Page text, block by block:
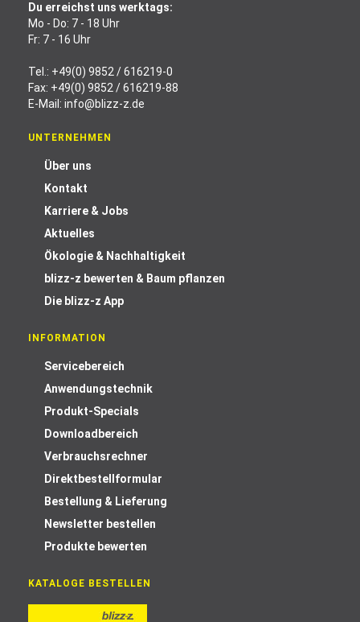
Du erreichst uns werktags:
Mo - Do: 7 - 18 Uhr
Fr: 7 - 16 Uhr
Tel.: +49(0) 9852 / 616219-0
Fax: +49(0) 9852 / 616219-88
E-Mail: info@blizz-z.de
UNTERNEHMEN
Über uns
Kontakt
Karriere & Jobs
Aktuelles
Ökologie & Nachhaltigkeit
blizz-z bewerten & Baum pflanzen
Die blizz-z App
INFORMATION
Servicebereich
Anwendungstechnik
Produkt-Specials
Downloadbereich
Verbrauchsrechner
Direktbestellformular
Bestellung & Lieferung
Newsletter bestellen
Produkte bewerten
KATALOGE BESTELLEN